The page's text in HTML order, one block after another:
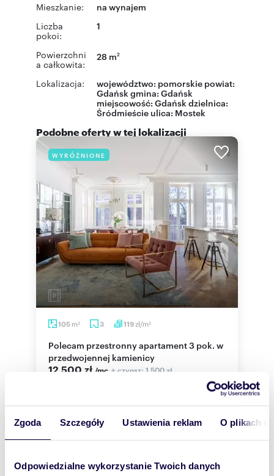
Zgoda Szczegóły Ustawienia reklam O plikach
Odpowiedzialne wykorzystanie Twoich danych
Mieszkanie: na wynajem
Liczba
pokoi:
1
Powierzchni
a całkowita:
28 m2
Lokalizacja: województwo: pomorskie powiat:
Gdańsk gmina:Gdańsk
miejscowość: Gdańsk dzielnica:
Śródmieście ulica: Mostek
Podobne oferty w tej lokalizacji
WYRÓŻNIONE
105 m2 3 119zł/m2
Polecam przestronny apartament 3 pok. w
przedwojennej kamienicy
12 500 zł /mc + czynsz: 1 500 zł
Nietuzinkowy apartament |w pełni umeblowany |